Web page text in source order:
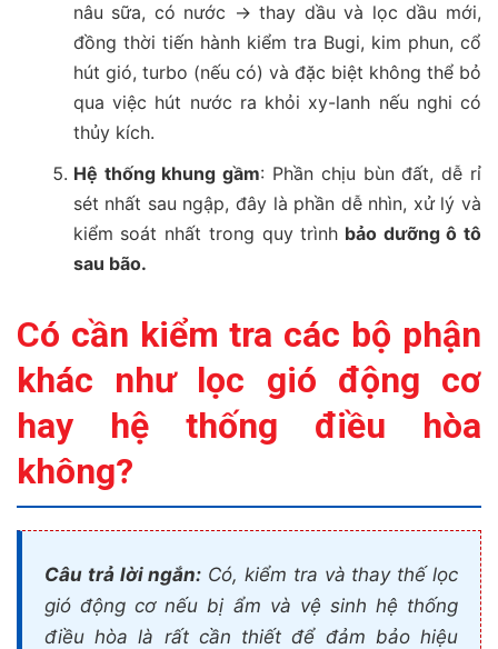
nâu sữa, có nước → thay dầu và lọc dầu mới,
đồng thời tiến hành kiểm tra Bugi, kim phun, cổ
hút gió, turbo (nếu có) và đặc biệt không thể bỏ
qua việc hút nước ra khỏi xy-lanh nếu nghi có
thủy kích.
Hệ thống khung gầm: Phần chịu bùn đất, dễ rỉ
sét nhất sau ngập, đây là phần dễ nhìn, xử lý và
kiểm soát nhất trong quy trình bảo dưỡng ô tô
sau bão.
Có cần kiểm tra các bộ phận
khác như lọc gió động cơ
hay hệ thống điều hòa
không?
Câu trả lời ngắn: Có, kiểm tra và thay thế lọc
gió động cơ nếu bị ẩm và vệ sinh hệ thống
điều hòa là rất cần thiết để đảm bảo hiệu